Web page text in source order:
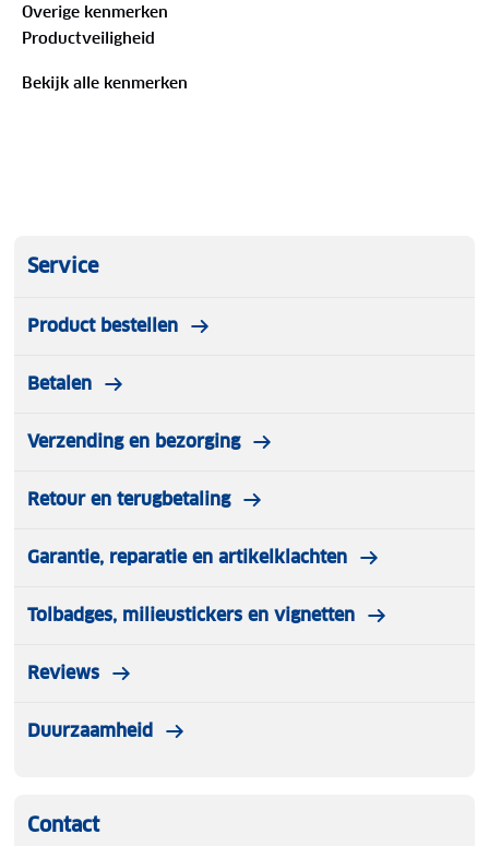
Overige kenmerken
Productveiligheid
Bekijk alle kenmerken
Service
Product bestellen
Betalen
Verzending en bezorging
Retour en terugbetaling
Garantie, reparatie en artikelklachten
Tolbadges, milieustickers en vignetten
Reviews
Duurzaamheid
Contact